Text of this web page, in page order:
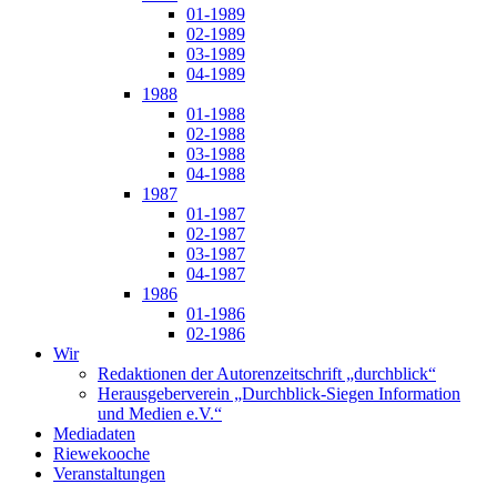
01-1989
02-1989
03-1989
04-1989
1988
01-1988
02-1988
03-1988
04-1988
1987
01-1987
02-1987
03-1987
04-1987
1986
01-1986
02-1986
Wir
Redaktionen der Autorenzeitschrift „durchblick“
Herausgeberverein „Durchblick-Siegen Information
und Medien e.V.“
Mediadaten
Riewekooche
Veranstaltungen